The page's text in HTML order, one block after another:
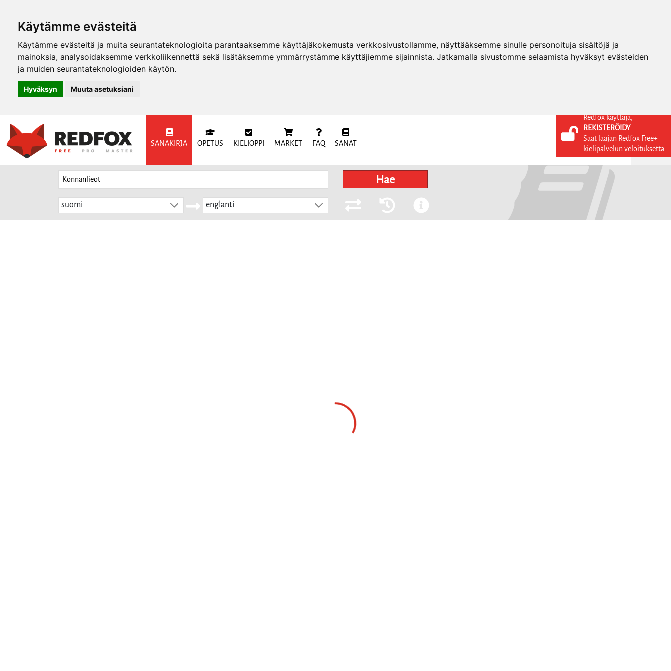
Käytämme evästeitä
Käytämme evästeitä ja muita seurantateknologioita parantaaksemme käyttäjäkokemusta verkkosivustollamme, näyttääksemme sinulle personoituja sisältöjä ja
mainoksia, analysoidaksemme verkkoliikennettä sekä lisätäksemme ymmärrystämme käyttäjiemme sijainnista. Jatkamalla sivustomme selaamista hyväksyt evästeiden
ja muiden seurantateknologioiden käytön.
Hyväksyn Muuta asetuksiani
SANAKIRJA OPETUS KIELIOPPI MARKET FAQ SANAT
KIRJAUDU SISÄÄN
REKISTERÖIDY
FI
Hae
suomi englanti
Redfox käyttäjä,
REKISTERÖIDY
Saat laajan Redfox Free+
kielipalvelun veloituksetta.